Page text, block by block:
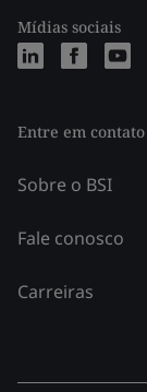
Mídias sociais
Entre em contato
Sobre o BSI
Fale conosco
Carreiras